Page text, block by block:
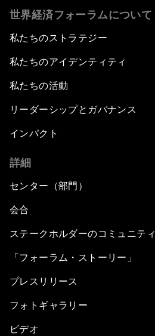
世界経済フォーラムについて
私たちのストラテジー
私たちのアイデンティティ
私たちの活動
リーダーシップとガバナンス
インパクト
詳細
センター（部門）
会合
ステークホルダーのコミュニティ
「フォーラム・ストーリー」
プレスリリース
フォトギャラリー
ビデオ